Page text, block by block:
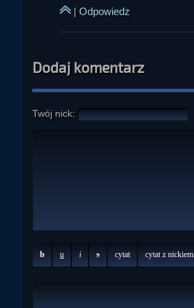
| Odpowiedz
Dodaj komentarz
Twój nick:
b u i s cytat cytat z nickiem